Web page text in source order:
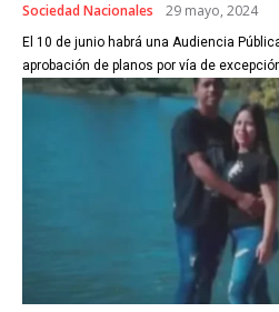
Sociedad Nacionales 29 mayo, 2024
El 10 de junio habrá una Audiencia
aprobación de planos por vía de